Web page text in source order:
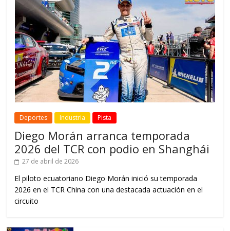
Deportes Industria Pista
Diego Morán arranca temporada
2026 del TCR con podio en Shanghái
27 de abril de 2026
El piloto ecuatoriano Diego Morán inició su temporada
2026 en el TCR China con una destacada actuación en el
circuito